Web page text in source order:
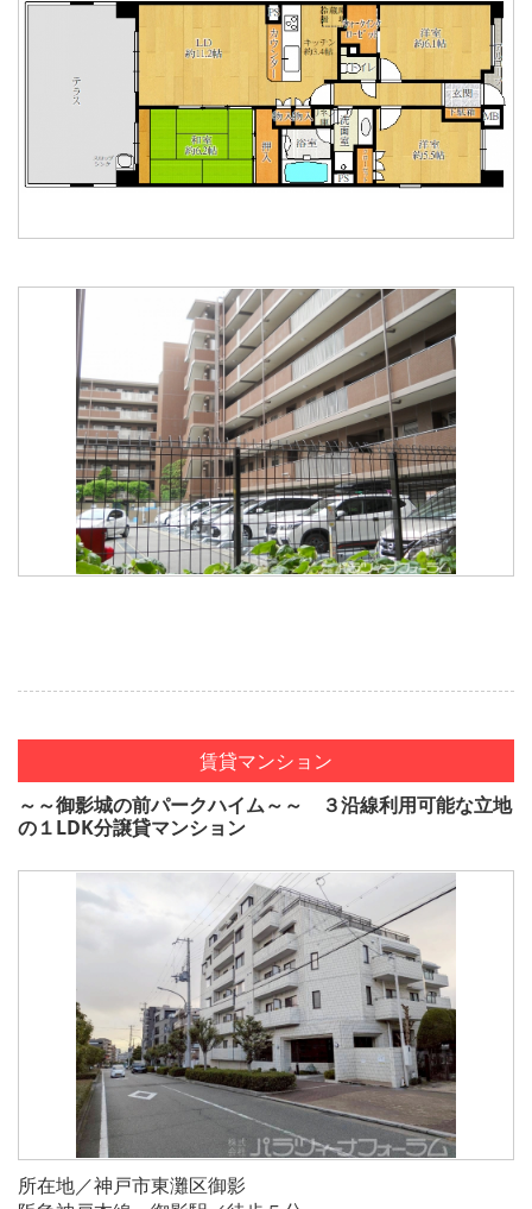
賃貸マンション
～～御影城の前パークハイム～～ ３沿線利用可能な立地
の１LDK分譲貸マンション
所在地／神戸市東灘区御影